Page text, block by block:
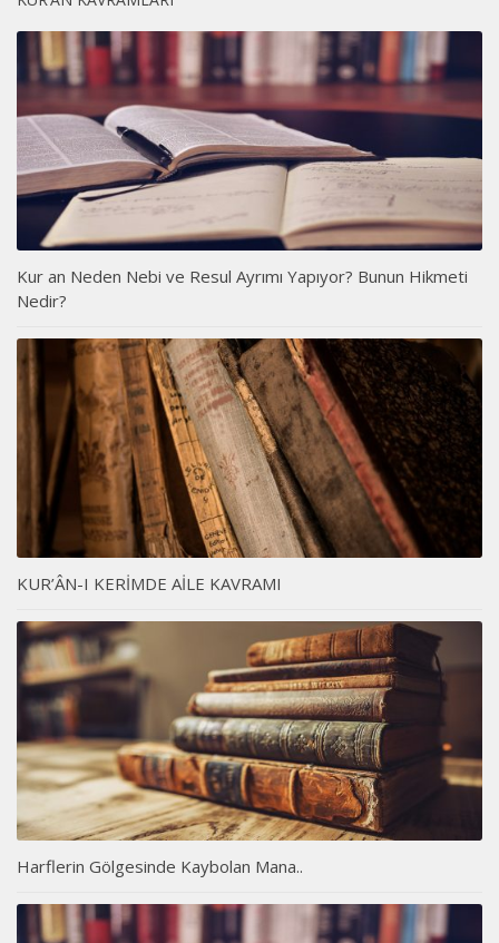
Kur an Neden Nebi ve Resul Ayrımı Yapıyor? Bunun Hikmeti
Nedir?
KUR’ÂN-I KERİMDE AİLE KAVRAMI
Harflerin Gölgesinde Kaybolan Mana..